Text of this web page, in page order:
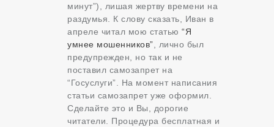
минут”), лишая жертву времени на
раздумья. К слову сказать, Иван в
апреле читал мою статью “Я
умнее мошенников”, лично был
предупрежден, но так и не
поставил самозапрет на
“Госуслуги”. На момент написания
статьи самозапрет уже оформил.
Сделайте это и Вы, дорогие
читатели. Процедура бесплатная и